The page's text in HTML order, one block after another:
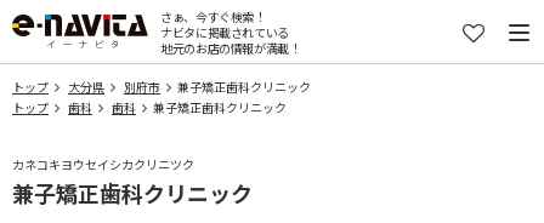
さぁ、今すぐ検索！
ナビタに掲載されている
地元のお店の情報が満載！
トップ 大分県 別府市
兼子矯正歯科クリニック
トップ
歯科 歯科 兼子矯正歯科クリニック
カネコキヨウセイシカクリニツク
兼子矯正歯科クリニック